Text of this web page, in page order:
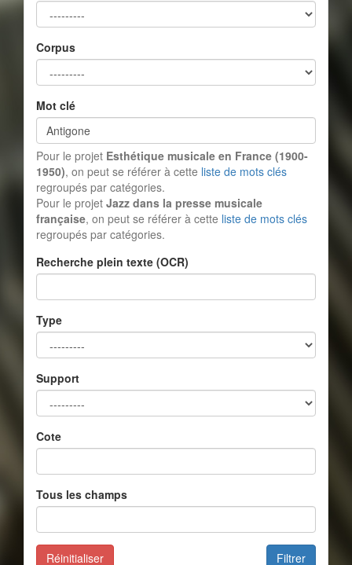
Corpus
Mot clé
Pour le projet Esthétique musicale en France (1900-
1950), on peut se référer à cette liste de mots clés
regroupés par catégories.
Pour le projet Jazz dans la presse musicale
française, on peut se référer à cette liste de mots clés
regroupés par catégories.
Recherche plein texte (OCR)
Type
Support
Cote
Tous les champs
Filtrer
Réinitialiser